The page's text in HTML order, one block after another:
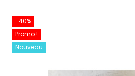
-40%
Promo !
Nouveau